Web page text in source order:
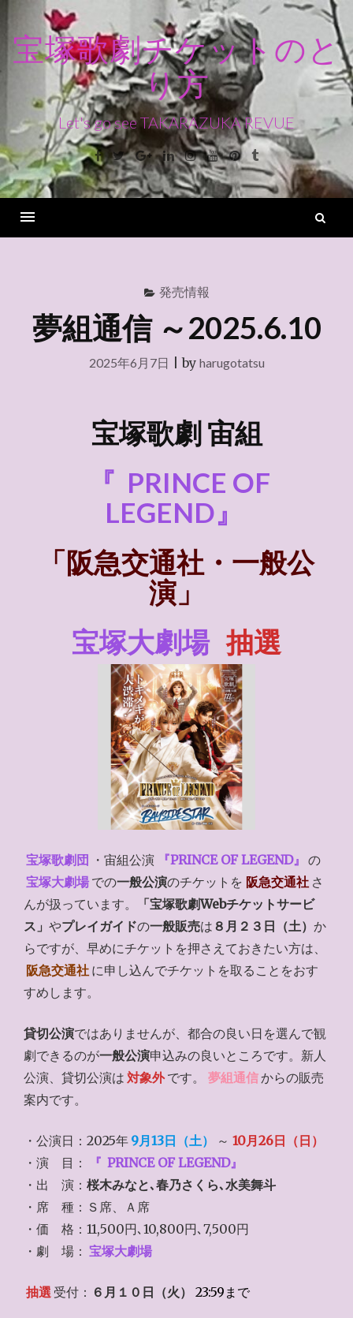
ン
ス
キ
ッ
宝塚歌劇チケットのと
り方
Let's go see TAKARAZUKA REVUE
Facebook
TwitterGoogle+LinkedinInstagram
YoutubePinterest
Tumblr
発売情報
夢組通信 ～2025.6.10
2025年6月7日 |by harugotatsu
宝塚歌劇 宙組
『 PRINCE OF
LEGEND』
「阪急交通社・一般公
演」
宝塚大劇場 抽選
宝塚歌劇団 ・宙組公演 『PRINCE OF LEGEND』 の
宝塚大劇場 での一般公演のチケットを 阪急交通社 さ
んが扱っています。
「宝塚歌劇Webチケットサービ
ス」 やプレイガイドの一般販売は ８月２３日（土） か
らですが、早めにチケットを押さえておきたい方は、
阪急交通社 に申し込んでチケットを取ることをおす
すめします。
貸切公演ではありませんが、都合の良い日を選んで観
劇できるのが一般公演申込みの良いところです。新人
公演、貸切公演は 対象外です。 夢組通信からの販売
案内です。
・公演日：2025年 9月13日（土） ～ 10月26日（日）
・演 目：
『 PRINCE OF LEGEND』
・出 演： 桜木みなと､春乃さくら､水美舞斗
・席 種：Ｓ席、Ａ席
・価 格：11,500円､10,800円､7,500円
・劇 場： 宝塚大劇場
抽選 受付： ６月１０日（火） 23:59まで